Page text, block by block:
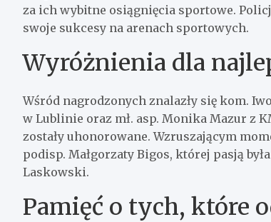
za ich wybitne osiągnięcia sportowe.
swoje sukcesy na arenach sportowych.
Wyróżnienia dla
Wśród nagrodzonych znalazły się kom.
w Lublinie oraz mł. asp. Monika Mazur z
zostały uhonorowane. Wzruszającym
podisp. Małgorzaty Bigos, której pasją
Laskowski.
Pamięć o tych, które